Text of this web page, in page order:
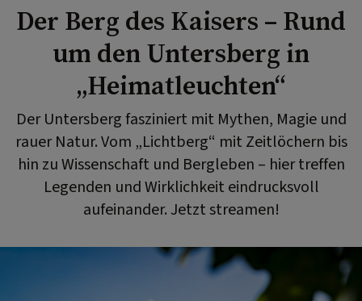
Der Berg des Kaisers – Rund
um den Untersberg in
„Heimatleuchten“
Der Untersberg fasziniert mit Mythen, Magie und
rauer Natur. Vom „Lichtberg“ mit Zeitlöchern bis
hin zu Wissenschaft und Bergleben – hier treffen
Legenden und Wirklichkeit eindrucksvoll
aufeinander. Jetzt streamen!